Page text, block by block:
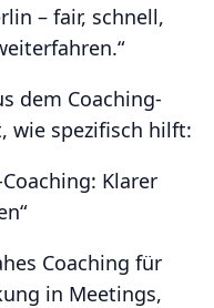
– fair, schnell,
dem Coaching-
wie spezifisch hilft:
Klarer
Coaching für
in Meetings,